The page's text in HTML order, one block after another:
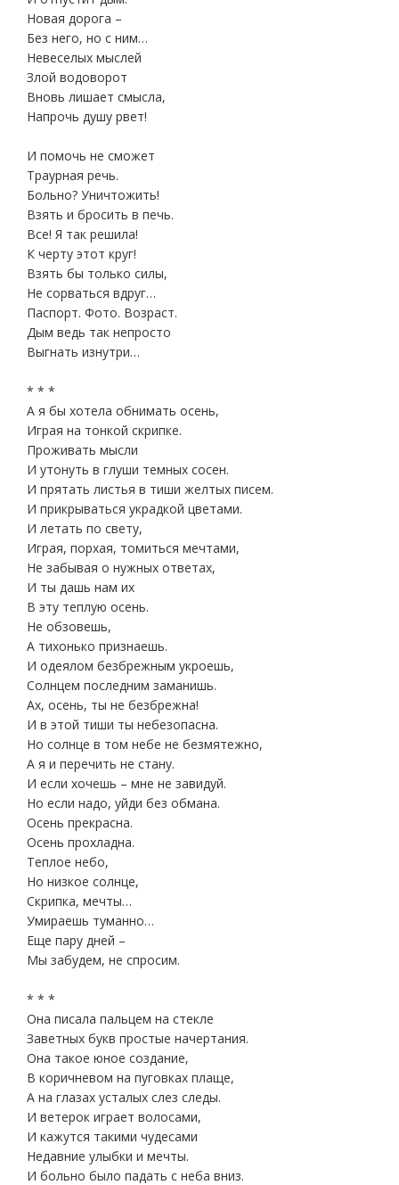
Новая дорога –
Без него, но с ним…
Невеселых мыслей
Злой водоворот
Вновь лишает смысла,
Напрочь душу рвет!
И помочь не сможет
Траурная речь.
Больно? Уничтожить!
Взять и бросить в печь.
Все! Я так решила!
К черту этот круг!
Взять бы только силы,
Не сорваться вдруг…
Паспорт. Фото. Возраст.
Дым ведь так непросто
Выгнать изнутри…
* * *
А я бы хотела обнимать осень,
Играя на тонкой скрипке.
Проживать мысли
И утонуть в глуши темных сосен.
И прятать листья в тиши желтых писем.
И прикрываться украдкой цветами.
И летать по свету,
Играя, порхая, томиться мечтами,
Не забывая о нужных ответах,
И ты дашь нам их
В эту теплую осень.
Не обзовешь,
А тихонько признаешь.
И одеялом безбрежным укроешь,
Солнцем последним заманишь.
Ах, осень, ты не безбрежна!
И в этой тиши ты небезопасна.
Но солнце в том небе не безмятежно,
А я и перечить не стану.
И если хочешь – мне не завидуй.
Но если надо, уйди без обмана.
Осень прекрасна.
Осень прохладна.
Теплое небо,
Но низкое солнце,
Скрипка, мечты…
Умираешь туманно…
Еще пару дней –
Мы забудем, не спросим.
* * *
Она писала пальцем на стекле
Заветных букв простые начертания.
Она такое юное создание,
В коричневом на пуговках плаще,
А на глазах усталых слез следы.
И ветерок играет волосами,
И кажутся такими чудесами
Недавние улыбки и мечты.
И больно было падать с неба вниз.